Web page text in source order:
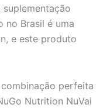
no Brasil é uma
e este produto
perfeita
Nutrition NuVai